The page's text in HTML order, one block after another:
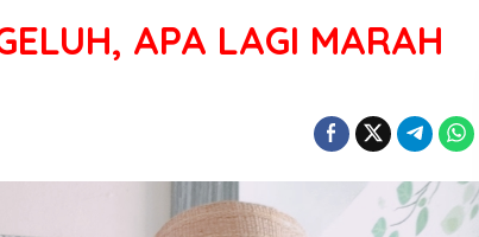
APA LAGI MARAH